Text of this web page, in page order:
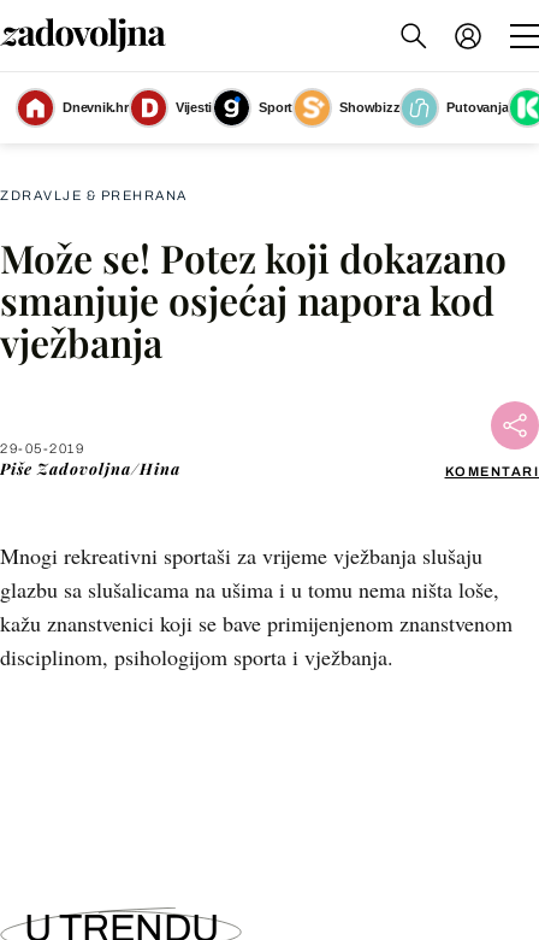
Dnevnik.hr Vijesti Sport Showbizz Putovanja
Glazba odvlači pozornost trkača od napora te ju usmjeravaju prema okolini i
stvara pozitivno raspoloženje
(Foto: Getty Images)
ZDRAVLJE & PREHRANA
Može se! Potez koji dokazano
smanjuje osjećaj napora kod
vježbanja
29-05-2019
Piše Zadovoljna/Hina KOMENTARI
Mnogi rekreativni sportaši za vrijeme vježbanja slušaju
glazbu sa slušalicama na ušima i u tomu nema ništa loše,
kažu znanstvenici koji se bave primijenjenom znanstvenom
disciplinom, psihologijom sporta i vježbanja.
Facebook
X
U TRENDU